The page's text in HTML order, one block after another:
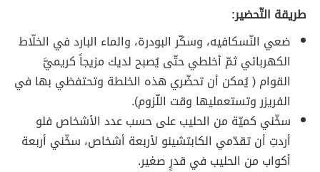
طريقة التّحضير:
ضعي النّسكافيه، وسكّر البودرة، والماء البارد في الخلّاط
الكهربائي ثمّ أخلطي حتّى يُصبح لديك مزيجاً كريميَّ
القوام ( يُمكن أن تحضّري هذه الخلطة وتحتفظي بها في
الفريزر وتستعمليها وقت اللّزوم).
سخّني كميّة من الحليب على حسب عدد الأشخاص فلو
أردتِ أن تقدّمي الكابتشينو لأربعة أشخاص، سخّني أربعة
أكواب من الحليب في قدرٍ صغير.